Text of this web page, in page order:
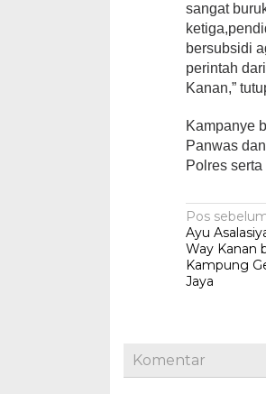
sangat
bersubsidi
perintah
Kanan,”
Kampanye
Panwas
Polres
pos
Pos
Ayu
Way Kanan
Kampung
Jaya
Komentar